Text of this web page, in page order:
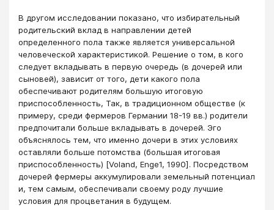
В другом исследовании показано, что избирательный
родительский вклад в направлении детей
определенного пола также является универсальной
человеческой характеристикой. Решение о том, в кого
следует вкладывать в первую очередь (в дочерей или
сыновей), зависит от того, дети какого пола
обеспечивают родителям большую итоговую
приспособленность, Так, в традиционном обществе (к
примеру, среди фермеров Германии 18-19 вв.) родители
предпочитали больше вкладывать в дочерей. Эго
объяснялось тем, что именно дочери в этих условиях
оставляли большe потомства (большая итоговая
приспособленность) [Voland, Enge1, 1990]. Посредством
дочерей фермеры аккумулировали земельный потенциал
и, тем самым, обеспечивали своему роду лучшие
условия для процветания в будущем.